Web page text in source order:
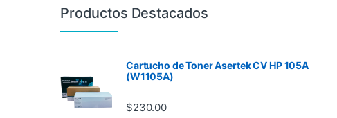
Productos Destacados
Cartucho de Toner Asertek CV HP 105A
(W1105A)
$230.00